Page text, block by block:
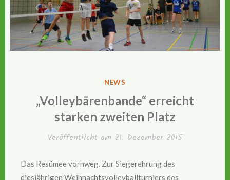
VERÖFFENTLICHT
IN
NEWS
„Volleybärenbande“ erreicht
starken zweiten Platz
Veröffentlicht am 21. Dezember 2015
Das Resümee vornweg. Zur Siegerehrung des
diesjährigen Weihnachtsvolleyballturniers des